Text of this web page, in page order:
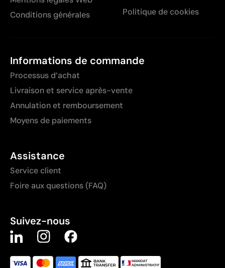
Conditions générales
Politique de cookies
Informations de commande
Processus d’achat
Livraison et service après-vente
Annulation et remboursement
Moyens de paiements
Assistance
Service client
Foire aux questions (FAQ)
Suivez-nous